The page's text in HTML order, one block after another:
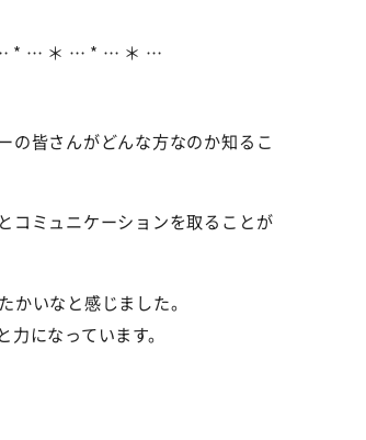
* … ＊ … * … ＊ …
の皆さんがどんな方なのか知るこ
コミュニケーションを取ることが
かいなと感じました。
になっています。